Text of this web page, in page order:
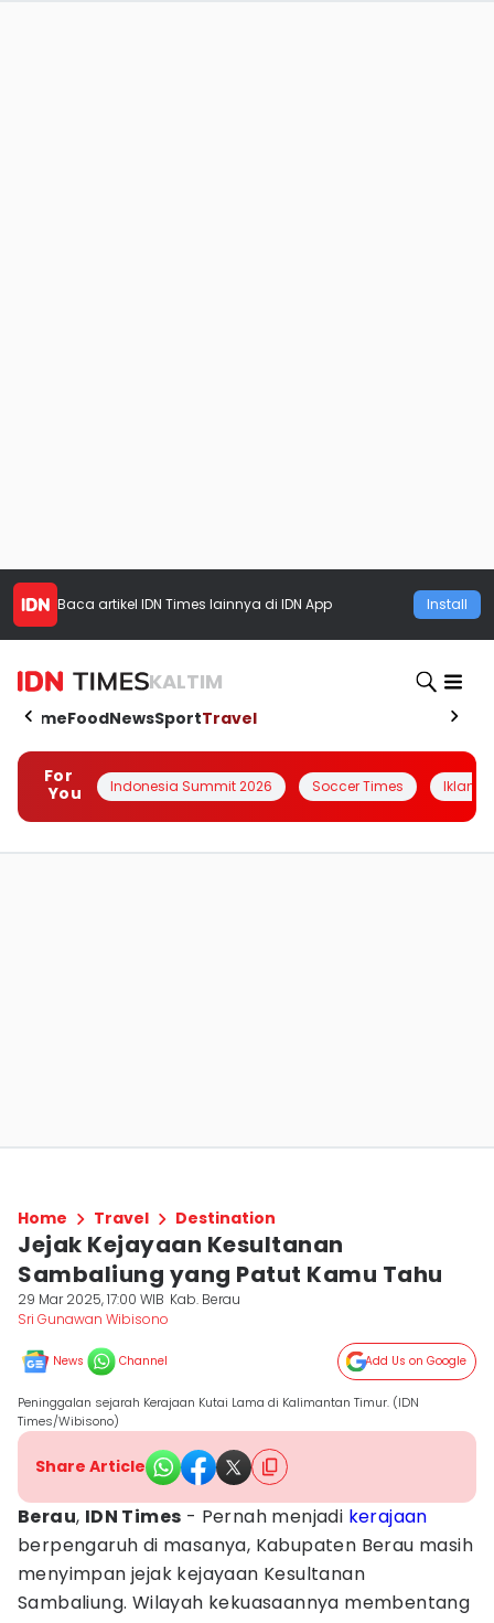
Baca artikel IDN Times lainnya di IDN App Install
KALTIM
HomeFoodNewsSportTravel
For
You
Indonesia Summit 2026 Soccer Times Iklanin
Home Travel Destination
Jejak Kejayaan Kesultanan
Sambaliung yang Patut Kamu Tahu
29 Mar 2025, 17:00 WIB Kab. Berau
Sri Gunawan Wibisono
News Channel Add Us on Google
Peninggalan sejarah Kerajaan Kutai Lama di Kalimantan Timur. (IDN
Times/Wibisono)
Share Article
Berau, IDN Times - Pernah menjadi kerajaan
berpengaruh di masanya, Kabupaten Berau masih
menyimpan jejak kejayaan Kesultanan
Sambaliung. Wilayah kekuasaannya membentang